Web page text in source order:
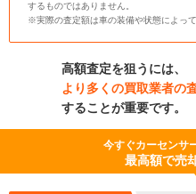
するものではありません。
※実際の査定額は車の装備や状態によって
高額査定を狙うには、
より多くの買取業者の
することが重要です。
今すぐカーセンサ
最高額で売